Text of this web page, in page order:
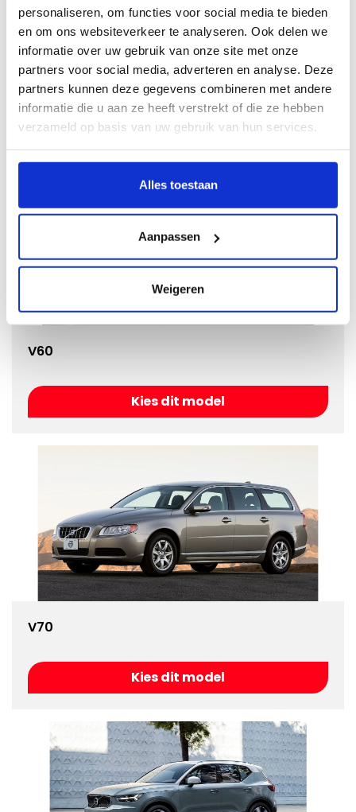
personaliseren, om functies voor social media te bieden
en om ons websiteverkeer te analyseren. Ook delen we
informatie over uw gebruik van onze site met onze
partners voor social media, adverteren en analyse. Deze
partners kunnen deze gegevens combineren met andere
informatie die u aan ze heeft verstrekt of die ze hebben
verzameld op basis van uw gebruik van hun services.
Alles toestaan
Aanpassen
Weigeren
V40
Kies dit model
V60
Kies dit model
V70
Kies dit model